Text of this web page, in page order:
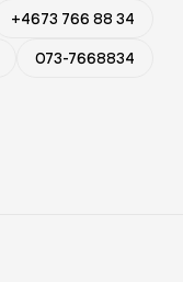
+4673 766 88 34
073-7668834